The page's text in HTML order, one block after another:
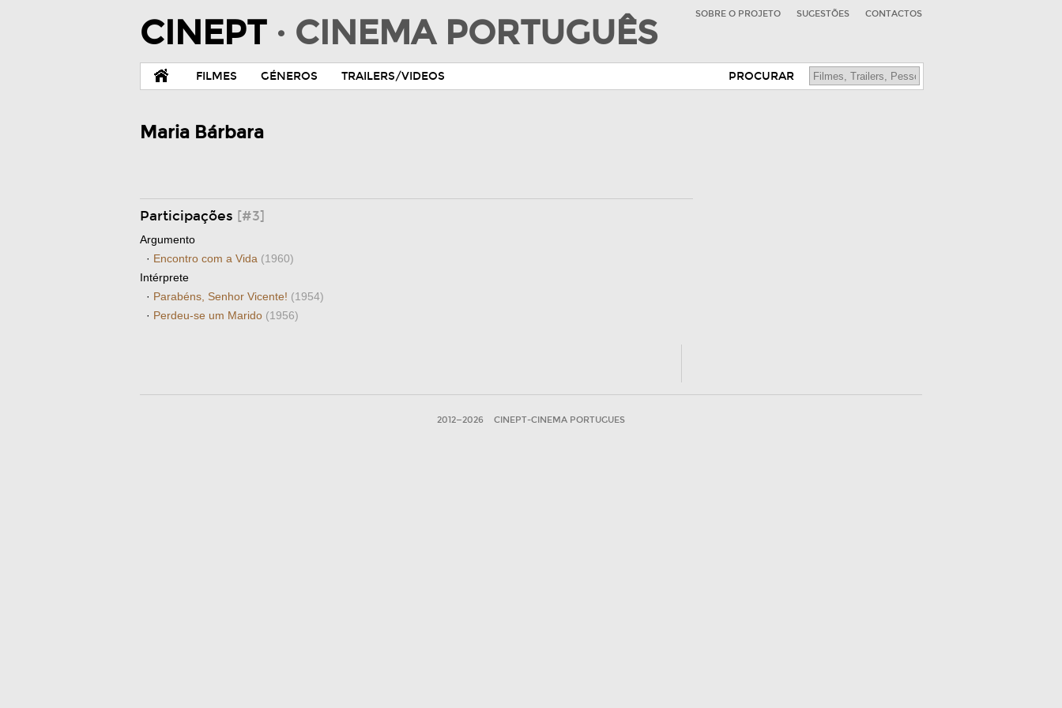
CINEPT · CINEMA PORTUGUÊS SOBRE O PROJETO SUGESTÕES CONTACTOS
FILMES GÉNEROS TRAILERS/VIDEOS PROCURAR
Maria Bárbara
Participações [#3]
Argumento
· Encontro com a Vida (1960)
Intérprete
· Parabéns, Senhor Vicente! (1954)
· Perdeu-se um Marido (1956)
2012—2026 CINEPT-CINEMA PORTUGUES